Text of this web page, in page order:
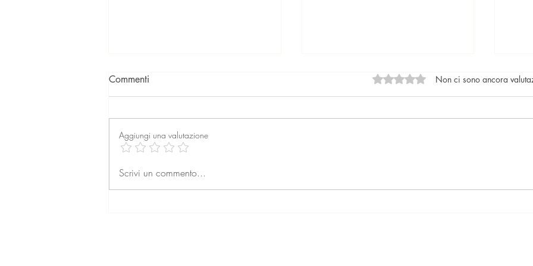
La professione dell’agente
Commenti Valutazione 0 stelle su 5.
Non ci sono ancora
Aggiungi una valutazione
Scrivi un commento...